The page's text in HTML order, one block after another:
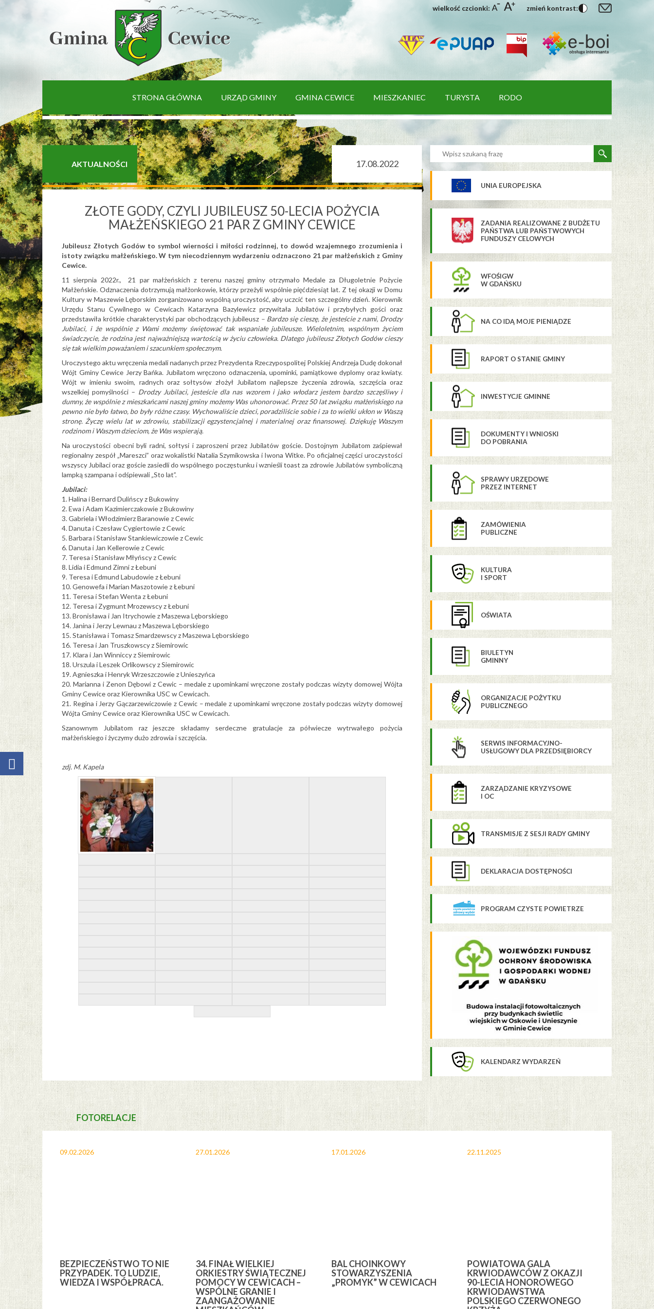
wielkość czcionki: zmień kontrast:
STRONA GŁÓWNA URZĄD GMINY GMINA CEWICE MIESZKANIEC TURYSTA RODO
AKTUALNOŚCI 17.08.2022
ZŁOTE GODY, CZYLI JUBILEUSZ 50-LECIA POŻYCIA
MAŁŻEŃSKIEGO 21 PAR Z GMINY CEWICE
Jubileusz Złotych Godów to symbol wierności i miłości rodzinnej, to dowód wzajemnego zrozumienia i
istoty związku małżeńskiego. W tym niecodziennym wydarzeniu odznaczono 21 par małżeńskich z Gminy
Cewice.
11 sierpnia 2022r., 21 par małżeńskich z terenu naszej gminy otrzymało Medale za Długoletnie Pożycie
Małżeńskie. Odznaczenia dotrzymują małżonkowie, którzy przeżyli wspólnie pięćdziesiąt lat. Z tej okazji w Domu
Kultury w Maszewie Lęborskim zorganizowano wspólną uroczystość, aby uczcić ten szczególny dzień. Kierownik
Urzędu Stanu Cywilnego w Cewicach Katarzyna Bazylewicz przywitała Jubilatów i przybyłych gości oraz
przedstawiła krótkie charakterystyki par obchodzących jubileusz – Bardzo się cieszę, że jesteście z nami, Drodzy
Jubilaci, i że wspólnie z Wami możemy świętować tak wspaniałe jubileusze. Wieloletnim, wspólnym życiem
świadczycie, że rodzina jest najważniejszą wartością w życiu człowieka. Dlatego jubileusz Złotych Godów cieszy
się tak wielkim poważaniem i szacunkiem społecznym.
Uroczystego aktu wręczenia medali nadanych przez Prezydenta Rzeczypospolitej Polskiej Andrzeja Dudę dokonał
Wójt Gminy Cewice Jerzy Bańka. Jubilatom wręczono odznaczenia, upominki, pamiątkowe dyplomy oraz kwiaty.
Wójt w imieniu swoim, radnych oraz sołtysów złożył Jubilatom najlepsze życzenia zdrowia, szczęścia oraz
wszelkiej pomyślności – Drodzy Jubilaci, jesteście dla nas wzorem i jako włodarz jestem bardzo szczęśliwy i
dumny, że wspólnie z mieszkańcami naszej gminy możemy Was uhonorować. Przez 50 lat związku małżeńskiego na
pewno nie było łatwo, bo były różne czasy. Wychowaliście dzieci, poradziliście sobie i za to wielki ukłon w Waszą
stronę. Życzę wielu lat w zdrowiu, stabilizacji egzystencjalnej i materialnej oraz finansowej. Dziękuję Waszym
rodzinom i Waszym dzieciom, że Was wspierają.
Na uroczystości obecni byli radni, sołtysi i zaproszeni przez Jubilatów goście. Dostojnym Jubilatom zaśpiewał
regionalny zespół „Mareszci” oraz wokalistki Natalia Szymikowska i Iwona Witke. Po oficjalnej części uroczystości
wszyscy Jubilaci oraz goście zasiedli do wspólnego poczęstunku i wznieśli toast za zdrowie Jubilatów symboliczną
lampką szampana i odśpiewali „Sto lat”.
Jubilaci:
1. Halina i Bernard Dulińscy z Bukowiny
2. Ewa i Adam Kazimierczakowie z Bukowiny
3. Gabriela i Włodzimierz Baranowie z Cewic
4. Danuta i Czesław Cygiertowie z Cewic
5. Barbara i Stanisław Stankiewiczowie z Cewic
6. Danuta i Jan Kellerowie z Cewic
7. Teresa i Stanisław Młyńscy z Cewic
8. Lidia i Edmund Zimni z Łebuni
9. Teresa i Edmund Labudowie z Łebuni
10. Genowefa i Marian Maszotowie z Łebuni
11. Teresa i Stefan Wenta z Łebuni
12. Teresa i Zygmunt Mrozewscy z Łebuni
13. Bronisława i Jan Itrychowie z Maszewa Lęborskiego
14. Janina i Jerzy Lewnau z Maszewa Lęborskiego
15. Stanisława i Tomasz Smardzewscy z Maszewa Lęborskiego
16. Teresa i Jan Truszkowscy z Siemirowic
17. Klara i Jan Winniccy z Siemirowic
18. Urszula i Leszek Orlikowscy z Siemirowic
19. Agnieszka i Henryk Wrzeszczowie z Unieszyńca
20. Marianna i Zenon Dębowi z Cewic – medale z upominkami wręczone zostały podczas wizyty domowej Wójta
Gminy Cewice oraz Kierownika USC w Cewicach.
21. Regina i Jerzy Gączarzewiczowie z Cewic – medale z upominkami wręczone zostały podczas wizyty domowej
Wójta Gminy Cewice oraz Kierownika USC w Cewicach.
Szanownym Jubilatom raz jeszcze składamy serdeczne gratulacje za półwiecze wytrwałego pożycia
małżeńskiego i życzymy dużo zdrowia i szczęścia.
zdj. M. Kapela
UNIA EUROPEJSKA
ZADANIA REALIZOWANE Z BUDŻETU
PAŃSTWA LUB PAŃSTWOWYCH
FUNDUSZY CELOWYCH
WFOŚIGW
W GDAŃSKU
NA CO IDĄ MOJE PIENIĄDZE
RAPORT O STANIE GMINY
INWESTYCJE GMINNE
DOKUMENTY I WNIOSKI
DO POBRANIA
SPRAWY URZĘDOWE
PRZEZ INTERNET
ZAMÓWIENIA
PUBLICZNE
KULTURA
I SPORT
OŚWIATA
BIULETYN
GMINNY
ORGANIZACJE POŻYTKU
PUBLICZNEGO
SERWIS INFORMACYJNO-
USŁUGOWY DLA PRZEDSIĘBIORCY
ZARZĄDZANIE KRYZYSOWE
I OC
TRANSMISJE Z SESJI RADY GMINY
DEKLARACJA DOSTĘPNOŚCI
PROGRAM CZYSTE POWIETRZE
KALENDARZ WYDARZEŃ
FOTORELACJE
I
Z
GMINY
09.02.2026
BEZPIECZEŃSTWO TO NIE
PRZYPADEK. TO LUDZIE,
WIEDZA I WSPÓŁPRACA.
27.01.2026
34. FINAŁ WIELKIEJ
ORKIESTRY ŚWIĄTECZNEJ
POMOCY W CEWICACH –
WSPÓLNE GRANIE I
ZAANGAŻOWANIE
17.01.2026
BAL CHOINKOWY
STOWARZYSZENIA
„PROMYK” W CEWICACH
22.11.2025
POWIATOWA GALA
KRWIODAWCÓW Z OKAZJI
90-LECIA HONOROWEGO
KRWIODAWSTWA
POLSKIEGO CZERWONEGO
12.11.2025
OBCHODY
ŚWIĘTA
GMINIE
[interaktywna-mapa]